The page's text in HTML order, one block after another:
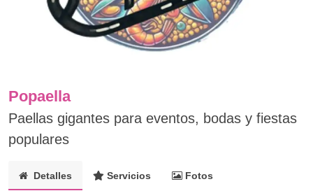
Popaella
Paellas gigantes para eventos, bodas y fiestas
populares
Detalles Servicios Fotos